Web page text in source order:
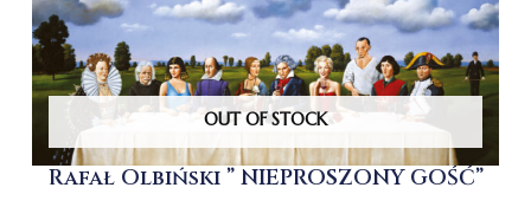
OUT OF STOCK
Rafał Olbiński ” NIEPROSZONY GOŚĆ”